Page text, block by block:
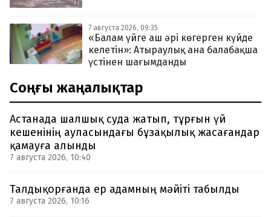
7 августа 2026, 09:35
«Балам үйге аш әрі көгерген күйде
келетін»: Атыраулық ана балабақша
үстінен шағымданды
Соңғы жаңалықтар
Астанада шалшық суда жатып, тұрғын үй
кешенінің ауласындағы бұзақылық жасағандар
қамауға алынды
7 августа 2026, 10:40
Талдықорғанда ер адамның мәйіті табылды
7 августа 2026, 10:16